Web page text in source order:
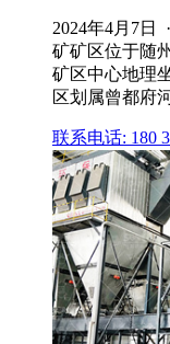
2024年4月7日
矿矿区位于随
矿区中心地理
区划属曾都府
联系电话: 180